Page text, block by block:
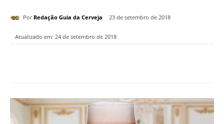
Por Redação Guia da Cerveja 23 de setembro de 2018
Atualizado em: 24 de setembro de 2018